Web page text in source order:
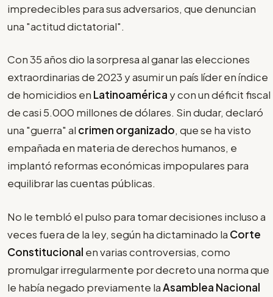
impredecibles para sus adversarios, que denuncian
una "actitud dictatorial".
Con 35 años dio la sorpresa al ganar las elecciones
extraordinarias de 2023 y asumir un país líder en índice
de homicidios en Latinoamérica y con un déficit fiscal
de casi 5.000 millones de dólares. Sin dudar, declaró
una "guerra" al crimen organizado, que se ha visto
empañada en materia de derechos humanos, e
implantó reformas económicas impopulares para
equilibrar las cuentas públicas.
No le tembló el pulso para tomar decisiones incluso a
veces fuera de la ley, según ha dictaminado la Corte
Constitucional en varias controversias, como
promulgar irregularmente por decreto una norma que
le había negado previamente laAsamblea Nacional